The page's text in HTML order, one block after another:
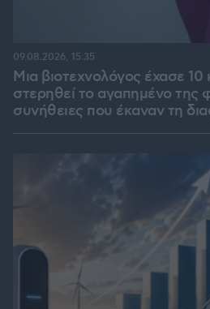
Μια βιοτεχνολόγος έχασε 10
στερηθεί το αγαπημένο της
συνήθειες που έκαναν τη
09.08.2026, 15:35